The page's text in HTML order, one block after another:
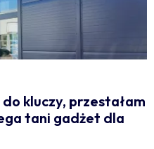
kluczy, przestałam
tani gadżet dla